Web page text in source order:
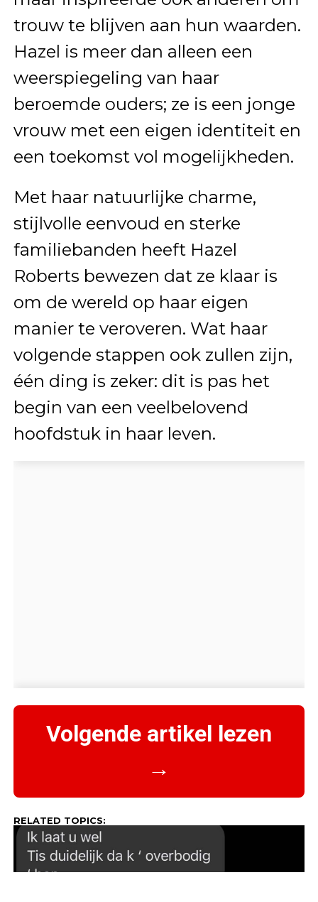
trouw te blijven aan hun waarden.
Hazel is meer dan alleen een
weerspiegeling van haar
beroemde ouders; ze is een jonge
vrouw met een eigen identiteit en
een toekomst vol mogelijkheden.
Met haar natuurlijke charme,
stijlvolle eenvoud en sterke
familiebanden heeft Hazel
Roberts bewezen dat ze klaar is
om de wereld op haar eigen
manier te veroveren. Wat haar
volgende stappen ook zullen zijn,
één ding is zeker: dit is pas het
begin van een veelbelovend
hoofdstuk in haar leven.
Volgende artikel lezen
→
RELATED TOPICS: